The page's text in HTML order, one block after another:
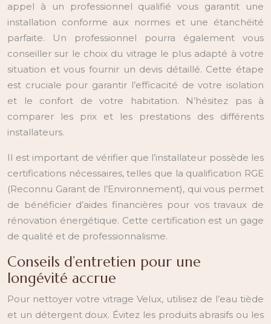
appel à un professionnel qualifié vous garantit une
installation conforme aux normes et une étanchéité
parfaite. Un professionnel pourra également vous
conseiller sur le choix du vitrage le plus adapté à votre
situation et vous fournir un devis détaillé. Cette étape
est cruciale pour garantir l’efficacité de votre isolation
et le confort de votre habitation. N’hésitez pas à
comparer les prix et les prestations des différents
installateurs.
Il est important de vérifier que l’installateur possède les
certifications nécessaires, telles que la qualification RGE
(Reconnu Garant de l’Environnement), qui vous permet
de bénéficier d’aides financières pour vos travaux de
rénovation énergétique. Cette certification est un gage
de qualité et de professionnalisme.
Conseils d’entretien pour une
longévité accrue
Pour nettoyer votre vitrage Velux, utilisez de l’eau tiède
et un détergent doux. Évitez les produits abrasifs ou les